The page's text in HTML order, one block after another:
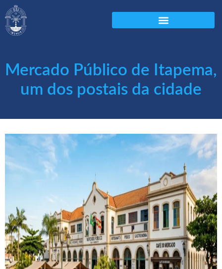
Mercado Público de Itapema,
um dos postais da cidade